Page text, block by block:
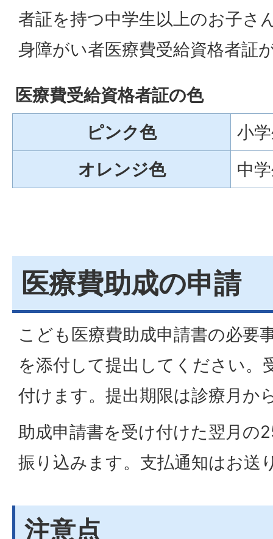
者証を持つ中学生以上のお子さ
身障がい者医療費受給資格者証
医療費受給資格者証の色
ピンク色
小
オレンジ色
中
医療費助成の申請
こども医療費助成申請書の必要
を添付して提出してください。
付けます。提出期限は診療月か
助成申請書を受け付けた翌月の
振り込みます。支払通知はお送
注意点